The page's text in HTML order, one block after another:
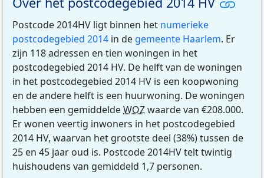
Postcode 2014HV ligt binnen het numerieke
postcodegebied 2014 in de gemeente Haarlem. Er
zijn 118 adressen en tien woningen in het
postcodegebied 2014 HV. De helft van de woningen
in het postcodegebied 2014 HV is een koopwoning
en de andere helft is een huurwoning. De woningen
hebben een gemiddeldeWOZwaarde van €208.000.
Er wonen veertig inwoners in het postcodegebied
2014 HV, waarvan het grootste deel (38%) tussen de
25 en 45 jaar oud is. Postcode 2014HV telt twintig
huishoudens van gemiddeld 1,7 personen.